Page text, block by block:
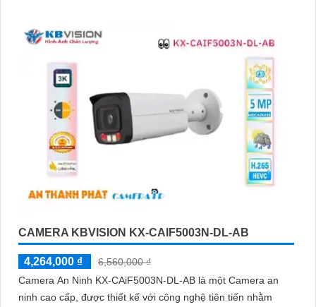
CAMERA KBVISION KX-CAIF5003N-DL-AB
4,264,000 ₫
6,560,000 ₫
Camera An Ninh KX-CAiF5003N-DL-AB là một Camera an
ninh cao cấp, được thiết kế với công nghệ tiên tiến nhằm